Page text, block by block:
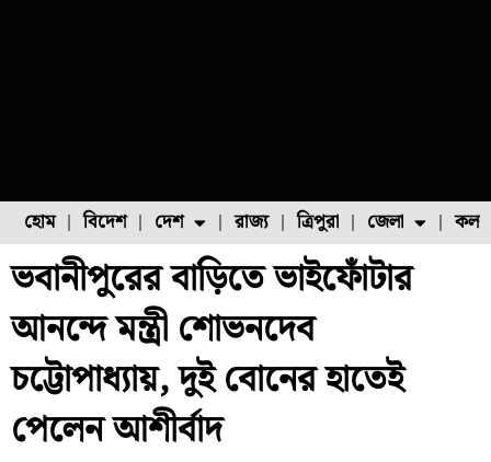
হোম বিদেশ দেশ
ফুল চাষ ফল চাষ মাছ চাষ
রাজ্য ত্রিপুরা জেলা
উত্তর ২৪ পরগনা
ভবানীপুরের বাড়িতে ভাইফোঁটার
আনন্দে মন্ত্রী শোভনদেব
চট্টোপাধ্যায়, দুই বোনের হাতেই
পেলেন আশীর্বাদ